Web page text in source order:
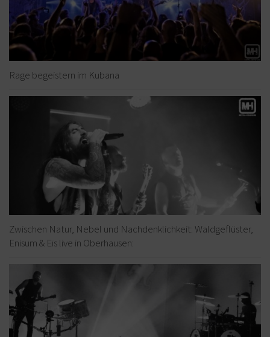
Rage begeistern im Kubana
Zwischen Natur, Nebel und Nachdenklichkeit: Waldgeflüster,
Enisum & Eïs live in Oberhausen: